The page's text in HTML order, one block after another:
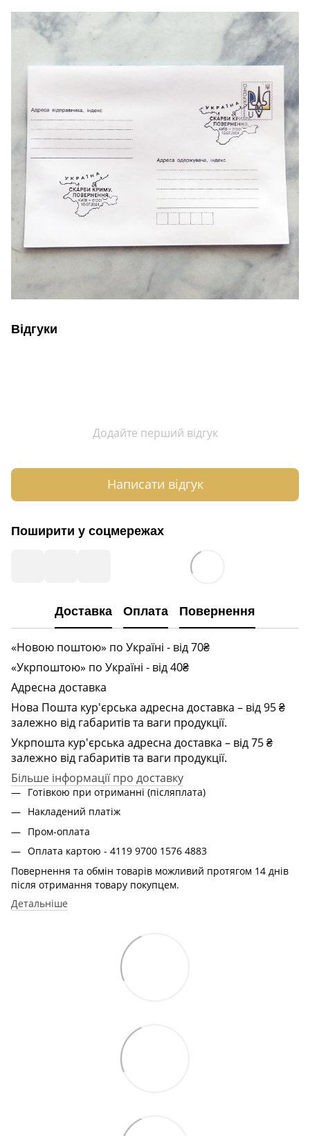
Відгуки
Додайте перший відгук
Написати відгук
Поширити у соцмережах
Доставка Оплата Повернення
«Новою поштою» по Україні - від 70₴
«Укрпоштою» по Україні - від 40₴
Адресна доставка
Нова Пошта кур'єрська адресна доставка – від 95 ₴
залежно від габаритів та ваги продукції.
Укрпошта кур'єрська адресна доставка – від 75 ₴
залежно від габаритів та ваги продукції.
Більше інформації про доставку
Готівкою при отриманні (післяплата)
Накладений платіж
Пром-оплата
Оплата картою - 4119 9700 1576 4883
Повернення та обмін товарів можливий протягом 14 днів
після отримання товару покупцем.
Детальніше